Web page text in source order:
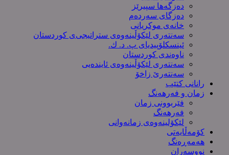
دەزگەها سپیرێز
دەزگای سەردەم
خانەی موکریانی
سەنتەری لێكۆڵینەوەی ستراتیجی‌ی كوردستان
ئینسکلۆپیدیای پ. د. ك.
ناوەندی کوردستان
سەنتەری لێکۆڵینەوەى ئایندەیی
سەنتەرێ زاخۆ
رانانی کتێب
زمان و فەرهەنگ
فێربوونی زمان
فەرهەنگ
لێکۆلینەوەی زمانەوانی
کۆمەڵایەتی
هەمەڕەنگ
نووسەران